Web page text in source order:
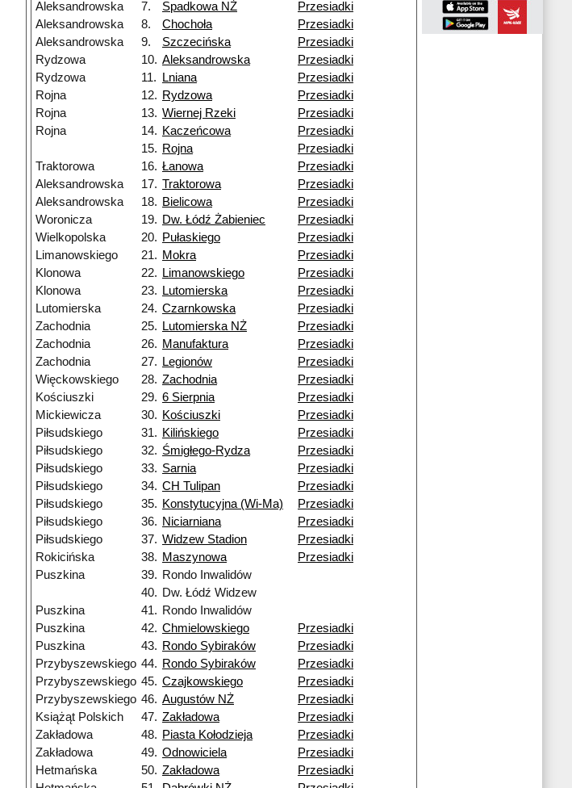
Aleksandrowska
7. Spadkowa NŻ
Przesiadki
Aleksandrowska
8. Chochoła
Przesiadki
Aleksandrowska
9. Szczecińska
Przesiadki
Rydzowa
10. Aleksandrowska
Przesiadki
Rydzowa
11. Lniana
Przesiadki
Rojna
12. Rydzowa
Przesiadki
Rojna
13. Wiernej Rzeki
Przesiadki
Rojna
14. Kaczeńcowa
Przesiadki
15. Rojna
Przesiadki
Traktorowa
16. Łanowa
Przesiadki
Aleksandrowska
17. Traktorowa
Przesiadki
Aleksandrowska
18. Bielicowa
Przesiadki
Woronicza
19. Dw. Łódź Żabieniec
Przesiadki
Wielkopolska
20. Pułaskiego
Przesiadki
Limanowskiego
21. Mokra
Przesiadki
Klonowa
22. Limanowskiego
Przesiadki
Klonowa
23. Lutomierska
Przesiadki
Lutomierska
24. Czarnkowska
Przesiadki
Zachodnia
25. Lutomierska NŻ
Przesiadki
Zachodnia
26. Manufaktura
Przesiadki
Zachodnia
27. Legionów
Przesiadki
Więckowskiego
28. Zachodnia
Przesiadki
Kościuszki
29. 6 Sierpnia
Przesiadki
Mickiewicza
30. Kościuszki
Przesiadki
Piłsudskiego
31. Kilińskiego
Przesiadki
Piłsudskiego
32. Śmigłego-Rydza
Przesiadki
Piłsudskiego
33. Sarnia
Przesiadki
Piłsudskiego
34. CH Tulipan
Przesiadki
Piłsudskiego
35. Konstytucyjna (Wi-Ma)
Przesiadki
Piłsudskiego
36. Niciarniana
Przesiadki
Piłsudskiego
37. Widzew Stadion
Przesiadki
Rokicińska
38. Maszynowa
Przesiadki
Puszkina
39. Rondo Inwalidów
40. Dw. Łódź Widzew
Puszkina
41. Rondo Inwalidów
Puszkina
42. Chmielowskiego
Przesiadki
Puszkina
43. Rondo Sybiraków
Przesiadki
Przybyszewskiego 44. Rondo Sybiraków
Przesiadki
Przybyszewskiego 45. Czajkowskiego
Przesiadki
Przybyszewskiego 46. Augustów NŻ
Przesiadki
Książąt Polskich
47. Zakładowa
Przesiadki
Zakładowa
48. Piasta Kołodzieja
Przesiadki
Zakładowa
49. Odnowiciela
Przesiadki
Hetmańska
50. Zakładowa
Przesiadki